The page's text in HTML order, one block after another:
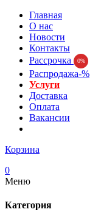
Главная
О нас
Новости
Контакты
Рассрочка
0%
Распродажа-%
Услуги
Доставка
Оплата
Вакансии
Корзина
0
Меню
Категория